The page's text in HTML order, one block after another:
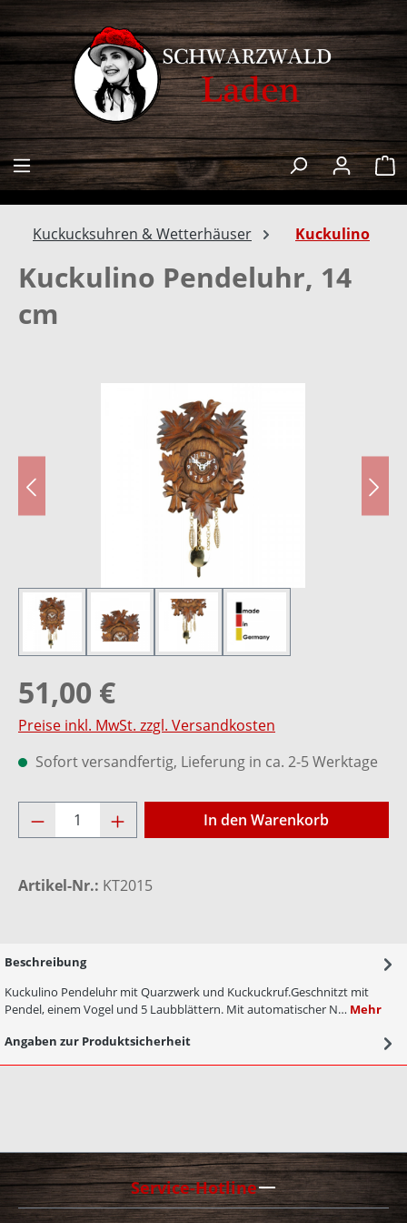
springen
Kuckucksuhren & Wetterhäuser Kuckulino
Kuckulino Pendeluhr, 14
cm
51,00 €
Preise inkl. MwSt. zzgl. Versandkosten
Sofort versandfertig, Lieferung in ca. 2-5 Werktage
Produkt Anzahl: Gib den gewünschten
In den Warenkorb
Artikel-Nr.: KT2015
Beschreibung
Kuckulino Pendeluhr mit Quarzwerk und Kuckuckruf.Geschnitzt mit
Pendel, einem Vogel und 5 Laubblättern. Mit automatischer N… Mehr
Angaben zur Produktsicherheit
Service-Hotline